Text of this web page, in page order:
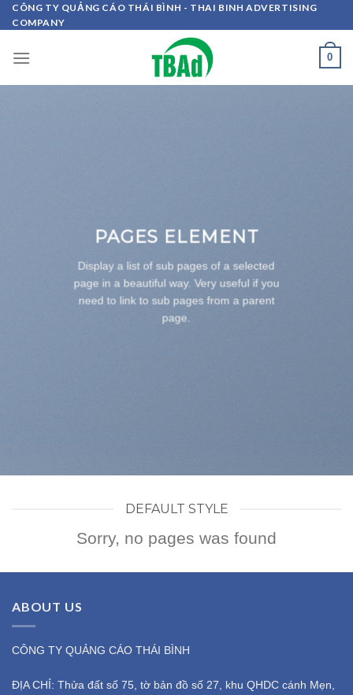
Skip
to
CÔNG TY QUẢNG CÁO THÁI BÌNH - THAI BINH ADVERTISING
COMPANY
0
PAGES ELEMENT
Display a list of sub pages of a selected
page in a beautiful way. Very useful if you
need to link to sub pages from a parent
page.
DEFAULT STYLE
Sorry, no pages was found
ABOUT US
CÔNG TY QUẢNG CÁO THÁI BÌNH
ĐỊA CHỈ: Thửa đất số 75, tờ bản đồ số 27, khu QHDC cánh Mẹn,